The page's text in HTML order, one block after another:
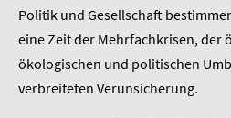
Politik und Gesellschaft
eine Zeit der Mehrfachkrisen, der
ökologischen und politischen
verbreiteten Verunsicherung.